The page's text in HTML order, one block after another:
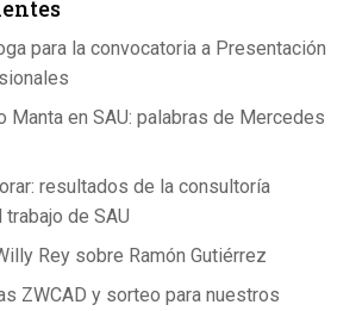
p
p
para la convocatoria a Presentación
Manta en SAU: palabras de Mercedes
resultados de la consultoría
de SAU
Rey sobre Ramón Gutiérrez
ZWCAD y sorteo para nuestros